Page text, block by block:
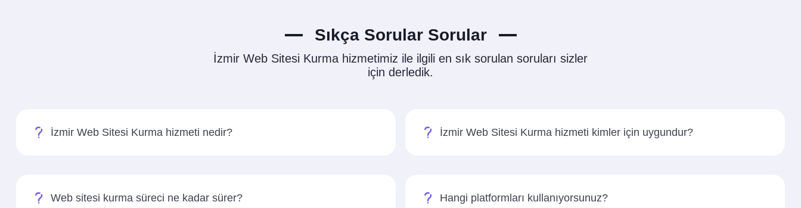
Sıkça Sorular Sorular
İzmir Web Sitesi Kurma hizmetimiz ile ilgili en sık sorulan soruları sizler
için derledik.
İzmir Web Sitesi Kurma hizmeti nedir? İzmir Web Sitesi Kurma hizmeti kimler için uygundur?
Web sitesi kurma süreci ne kadar sürer? Hangi platformları kullanıyorsunuz?